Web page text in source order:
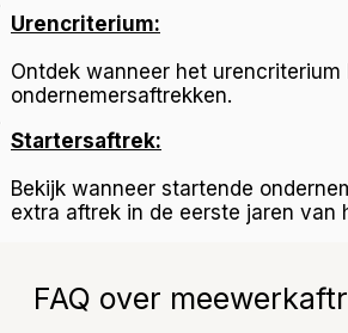
Urencriterium:
Ontdek wanneer het
ondernemersaftrekken.
Startersaftrek:
Bekijk wanneer startende
extra aftrek in de eerste jaren van
FAQ over